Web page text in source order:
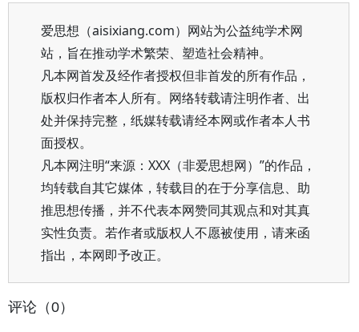
爱思想（aisixiang.com）网站为公益纯学术网
站，旨在推动学术繁荣、塑造社会精神。
凡本网首发及经作者授权但非首发的所有作品，
版权归作者本人所有。网络转载请注明作者、出
处并保持完整，纸媒转载请经本网或作者本人书
面授权。
凡本网注明“来源：XXX（非爱思想网）”的作品，
均转载自其它媒体，转载目的在于分享信息、助
推思想传播，并不代表本网赞同其观点和对其真
实性负责。若作者或版权人不愿被使用，请来函
指出，本网即予改正。
评论（0）